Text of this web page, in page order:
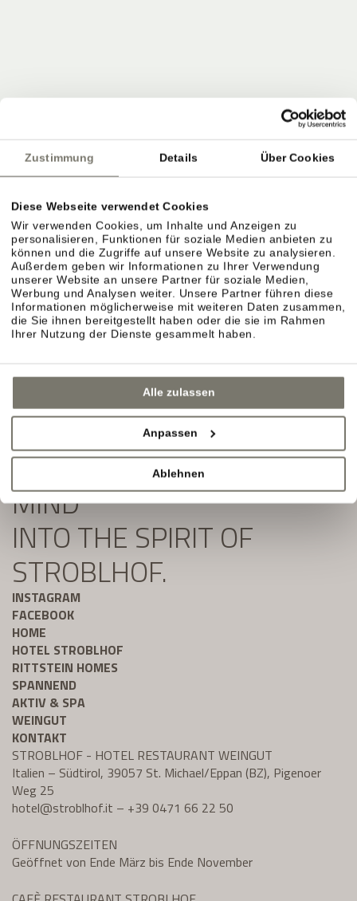
Zustimmung Details Über Cookies
Diese Webseite verwendet Cookies
Wir verwenden Cookies, um Inhalte und Anzeigen zu
personalisieren, Funktionen für soziale Medien anbieten zu
können und die Zugriffe auf unsere Website zu analysieren.
Außerdem geben wir Informationen zu Ihrer Verwendung
unserer Website an unsere Partner für soziale Medien,
Werbung und Analysen weiter. Unsere Partner führen diese
Informationen möglicherweise mit weiteren Daten zusammen,
die Sie ihnen bereitgestellt haben oder die sie im Rahmen
Ihrer Nutzung der Dienste gesammelt haben.
Alle zulassen
Anpassen
Ablehnen
JOIN THE COMMUNITY
Seien Sie unter den Ersten, die Neuigkeiten vom
Stroblhof erfahren.
Exklusive Angebote und Aktuelles aus unserem
Weinhotel in Südtirol erwarten Sie.
Einfach ausfüllen und Newsletter abonnieren:
SLIP YOUR BODY AND
MIND
INTO THE SPIRIT OF
STROBLHOF.
INSTAGRAM
FACEBOOK
HOME
HOTEL STROBLHOF
RITTSTEIN HOMES
SPANNEND
AKTIV & SPA
WEINGUT
KONTAKT
STROBLHOF - HOTEL RESTAURANT WEINGUT
Italien – Südtirol, 39057 St. Michael/Eppan (BZ), Pigenoer
Weg 25
hotel@stroblhof.it – +39 0471 66 22 50
ÖFFNUNGSZEITEN
Geöffnet von Ende März bis Ende November